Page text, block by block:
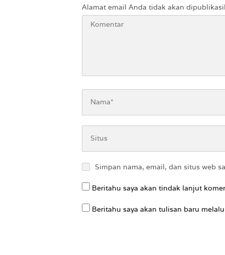
Alamat email Anda tidak akan
Simpan nama, email, dan situs web
Beritahu saya akan tindak lanjut
Beritahu saya akan tulisan baru